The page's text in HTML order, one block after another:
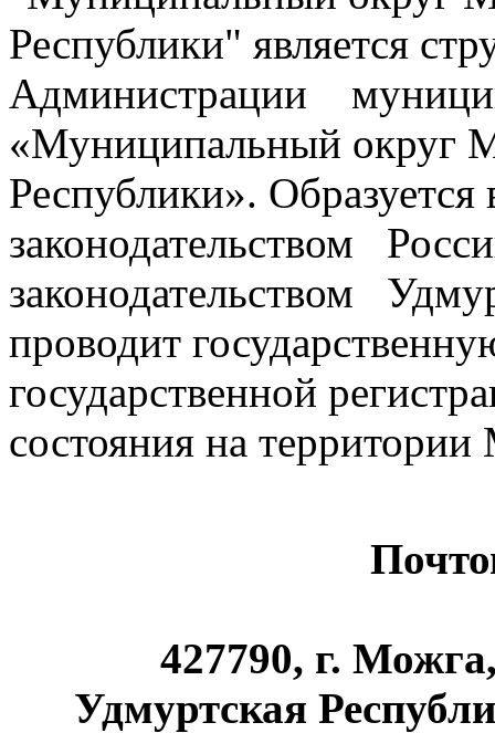
Республики" является
Администрации
«Муниципальный округ
Республики». Образуется
законодательством
законодательством
проводит
государственной
состояния на
427790, г.
Удмуртская